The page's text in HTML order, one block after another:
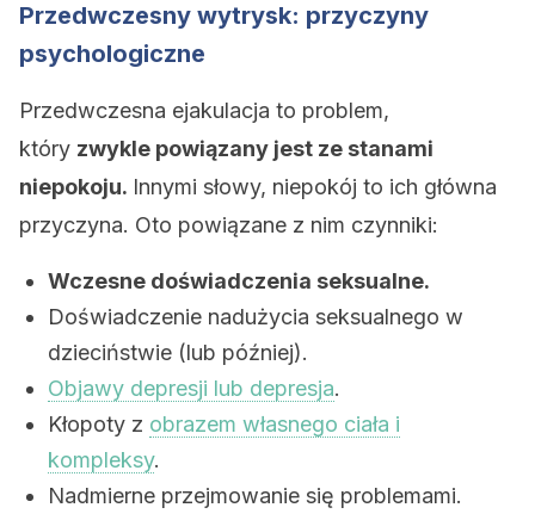
Przedwczesny wytrysk: przyczyny
psychologiczne
Przedwczesna ejakulacja to problem,
który zwykle powiązany jest ze stanami
niepokoju. Innymi słowy, niepokój to ich główna
przyczyna. Oto powiązane z nim czynniki:
Wczesne doświadczenia seksualne.
Doświadczenie nadużycia seksualnego w
dzieciństwie (lub później).
Objawy depresji lub depresja.
Kłopoty z obrazem własnego ciała i
kompleksy.
Nadmierne przejmowanie się problemami.